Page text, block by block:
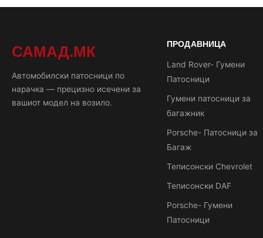
САМАД.МК
Автомобилски патосници по
нарачка — прецизно исечени за
вашиот модел на возило.
ПРОДАВНИЦА
Land Rover- Гумени
Патосници
Гумени патосници за
багажник
Porsche- Патосници за
Багаж
Теписонски Chevrolet
Теписонски DAF
Porsche- Гумени
Патосници